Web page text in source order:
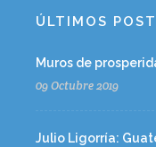
ÚLTIMOS
Muros de
09 Octubre 2019
Julio Ligorría: